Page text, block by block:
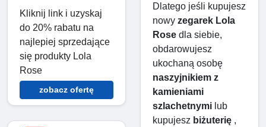
Kliknij link i uzyskaj
do 20% rabatu na
najlepiej sprzedające
się produkty Lola
Rose
zobacz ofertę
Dlatego jeśli kupujesz
nowy zegarek Lola
Rose dla siebie,
obdarowujesz
naszyjnikiem z
kamieniami
szlachetnymi lub
kupujesz biżuterię